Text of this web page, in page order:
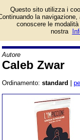
Autore
Caleb Zwar
Ordinamento: standard
Questo sito utilizza i
la
conoscere le
nostra